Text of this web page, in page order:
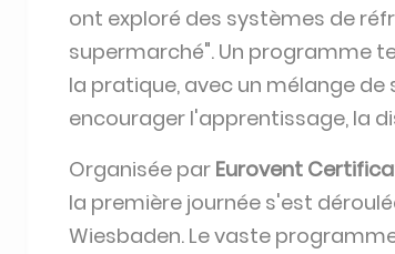
ont exploré des systèmes de
supermarché". Un programme
la pratique, avec un mélange
encourager l'apprentissage, la
Organisée par Eurovent
la première journée s'est
Wiesbaden. Le vaste